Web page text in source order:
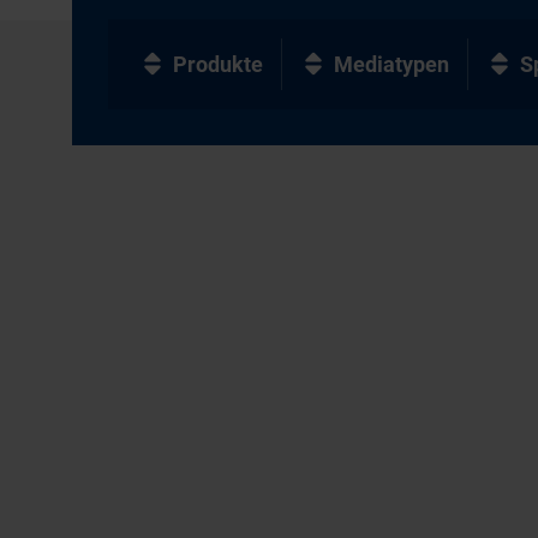
Produkte Mediatypen